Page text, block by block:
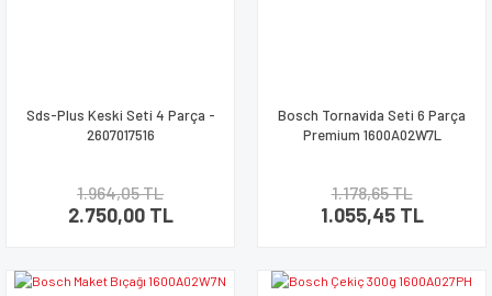
Sds-Plus Keski Seti 4 Parça -
2607017516
1.964,05 TL
2.750,00 TL
Bosch Tornavida Seti 6 Parça
Premium 1600A02W7L
1.178,65 TL
1.055,45 TL